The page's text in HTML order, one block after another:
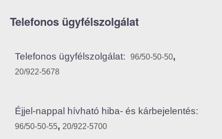
Telefonos ügyfélszolgálat
Telefonos ügyfélszolgálat: 96/50-50-50,
20/922-5678
Éjjel-nappal hívható hiba- és kárbejelentés:
96/50-50-55, 20/922-5700